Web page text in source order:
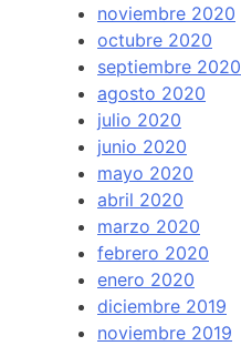
noviembre 2020
octubre 2020
septiembre 2020
agosto 2020
julio 2020
junio 2020
mayo 2020
abril 2020
marzo 2020
febrero 2020
enero 2020
diciembre 2019
noviembre 2019